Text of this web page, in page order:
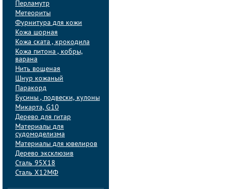
Перламутр
Метеориты
Фурнитура для кожи
Кожа шорная
Кожа ската , крокодила
Кожа питона , кобры,
варана
Нить вощеная
Шнур кожаный
Паракорд
Бусины , подвески, кулоны
Микарта, G10
Дерево для гитар
Материалы для
судомоделизма
Материалы для ювелиров
Дерево эксклюзив
Сталь 95Х18
Сталь Х12МФ